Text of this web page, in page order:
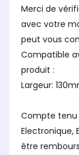
Merci de
avec votre
peut vous
Compatible avec
produit :
Largeur:
Compte tenu
Electronique,
être